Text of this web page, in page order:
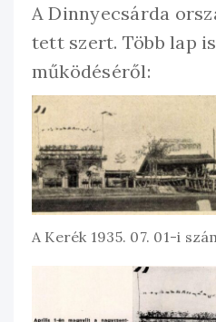
A Dinnyecsárda
tett szert. Több lap
működéséről:
A Kerék 1935. 07. 01-i